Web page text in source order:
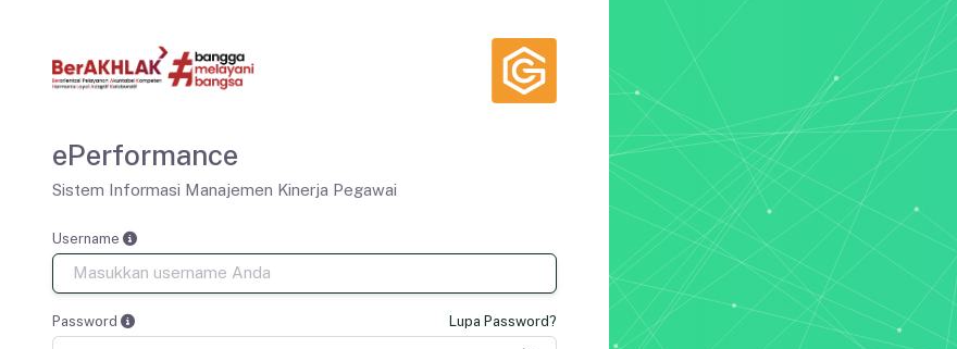
ePerformance
Sistem Informasi Manajemen Kinerja Pegawai
Username
Password Lupa Password?